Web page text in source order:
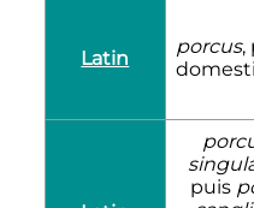
Latin
porcus,
puis